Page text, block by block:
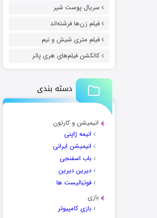
سریال پوست شیر
فیلم زن‌ها فرشته‌اند
فیلم متری شیش و نیم
کالکشن فیلم‌های هری پاتر
دسته بندی
انیمیشن و کارتون
انیمه ژاپنی
انیمیشن ایرانی
باب اسفنجی
دیرین دیرین
فوتبالیست ها
بازی
بازی کامپیوتر